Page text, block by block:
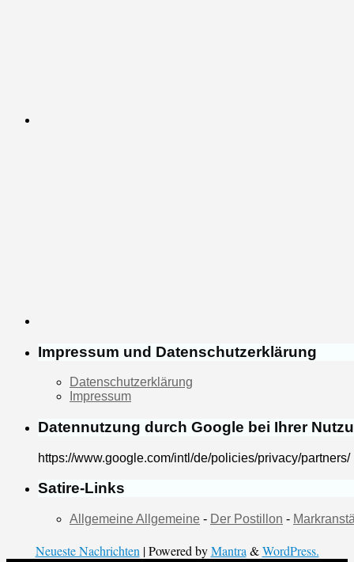
Impressum und Datenschutzerklärung
Datenschutzerklärung
Impressum
Datennutzung durch Google bei Ihrer
https://www.google.com/intl/de/policies/privacy/partners/
Satire-Links
Allgemeine Allgemeine - Der Postillon -
Neueste Nachrichten | Powered byMantra &WordPress.